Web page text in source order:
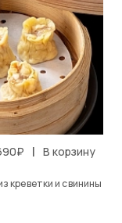
| В корзину
креветки и свинины